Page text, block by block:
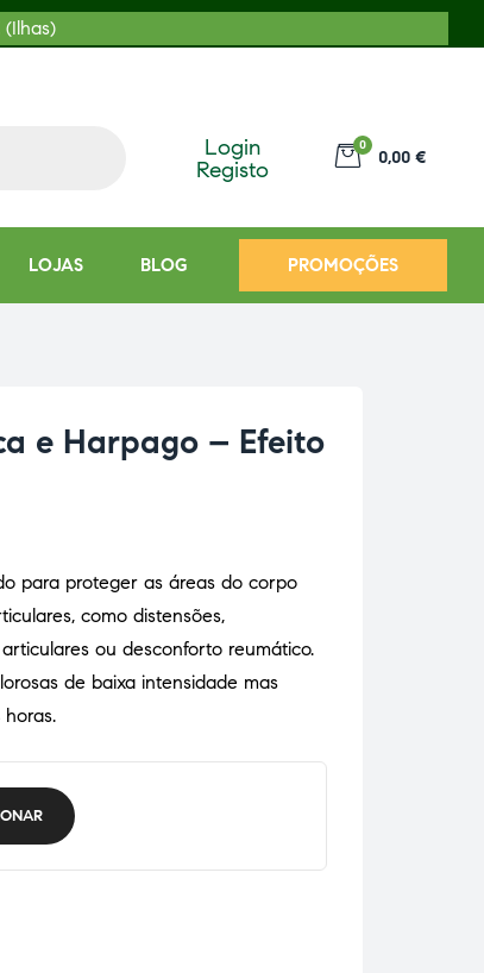
Login
Registo
0
0,00 €
LOJAS BLOG PROMOÇÕES
e Harpago – Efeito
para proteger as áreas do corpo
como distensões,
ou desconforto reumático.
de baixa intensidade mas